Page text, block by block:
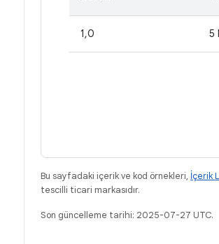
1,0 5
Bu sayfadaki içerik ve kod örnekleri, İçerik
tescilli ticari markasıdır.
Son güncelleme tarihi: 2025-07-27 UTC.